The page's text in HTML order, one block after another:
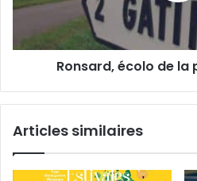
u
M
é
d
Ronsard, écolo de la
Articles similaires